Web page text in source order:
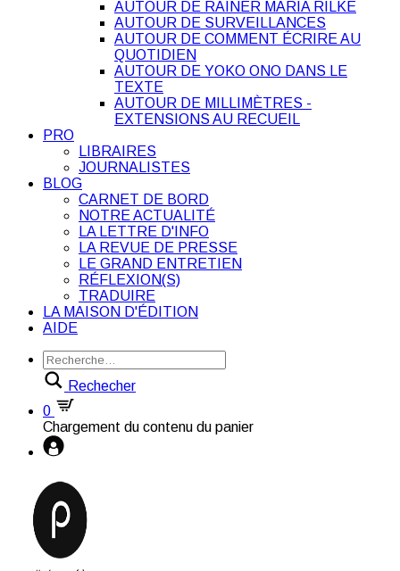
AUTOUR DE RAINER MARIA RILKE
AUTOUR DE SURVEILLANCES
AUTOUR DE COMMENT ÉCRIRE AU
QUOTIDIEN
AUTOUR DE YOKO ONO DANS LE
TEXTE
AUTOUR DE MILLIMÈTRES -
EXTENSIONS AU RECUEIL
PRO
LIBRAIRES
JOURNALISTES
BLOG
CARNET DE BORD
NOTRE ACTUALITÉ
LA LETTRE D'INFO
LA REVUE DE PRESSE
LE GRAND ENTRETIEN
RÉFLEXION(S)
TRADUIRE
LA MAISON D'ÉDITION
AIDE
Rechecher
0
Chargement du contenu du panier